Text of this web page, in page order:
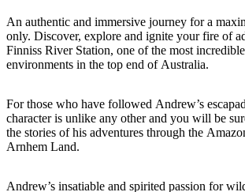
ク
と
ア
ト
ド
ア
ク
テ
ィ
ビ
テ
ィ
で
し
た
こ
と
計
ツ
ー
An authentic and immersive journey for a
only. Discover, explore and ignite your fire of
Finniss River Station, one of the most
environments in the top end of Australia.
For those who have followed Andrew’s
character is unlike any other and you will be
the stories of his adventures through the
Arnhem Land.
Andrew’s insatiable and spirited passion for